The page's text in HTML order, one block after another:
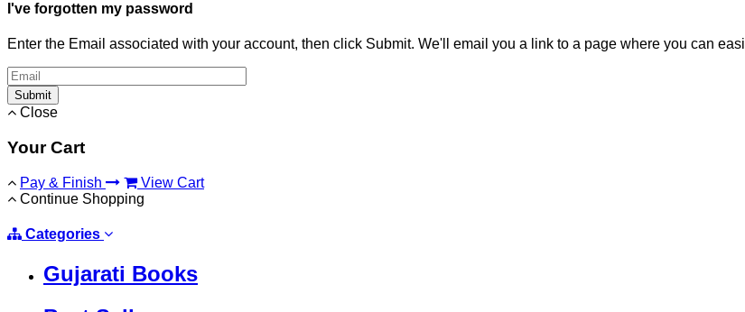
I've forgotten my password
Enter the Email associated with your account, then click Submit. We'll email you a link to a page where you can
Submit
Close
Your Cart
Pay & Finish
View Cart
Continue Shopping
Categories
Gujarati Books